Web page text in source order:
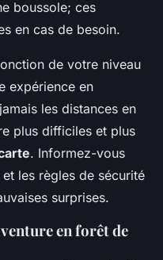
boussole; ces
en cas de besoin.
de votre niveau
expérience en
les distances en
plus difficiles et plus
. Informez-vous
les règles de sécurité
surprises.
en forêt de